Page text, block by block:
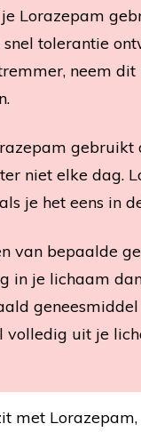
Lorazepam
tolerantie
neem
gebruikt
niet elke dag.
je het eens in
van bepaalde
in je lichaam
volledig uit je
met